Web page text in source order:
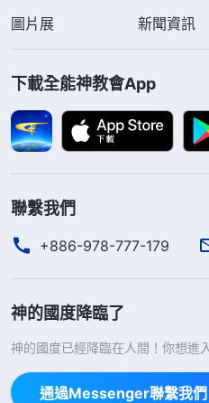
圖片展
新聞資訊
下載全能神教會App
聯繫我們
+886-978-777-179
神的國度降臨了
神的國度已經降臨在人間！你想進
通過Messenger聯繫我們